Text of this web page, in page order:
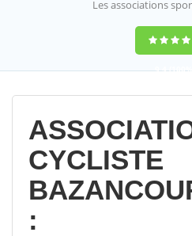
Les associations
9,4
14358
CYCLISTE
: